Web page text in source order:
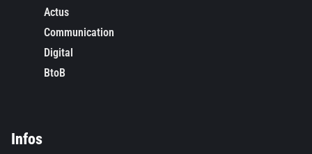
Actus
Communication
Digital
BtoB
Infos